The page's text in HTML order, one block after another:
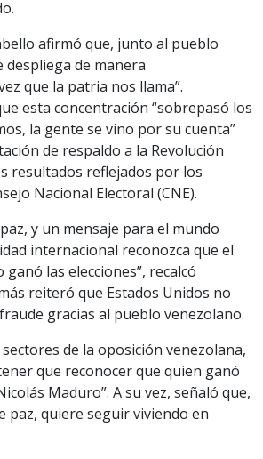
afirmó que, junto al pueblo
despliega de manera
que la patria nos llama”.
esta concentración “sobrepasó los
la gente se vino por su cuenta”
de respaldo a la Revolución
resultados reflejados por los
Nacional Electoral (CNE).
y un mensaje para el mundo
internacional reconozca que el
las elecciones”, recalcó
reiteró que Estados Unidos no
gracias al pueblo venezolano.
de la oposición venezolana,
que reconocer que quien ganó
Maduro”. A su vez, señaló que,
paz, quiere seguir viviendo en